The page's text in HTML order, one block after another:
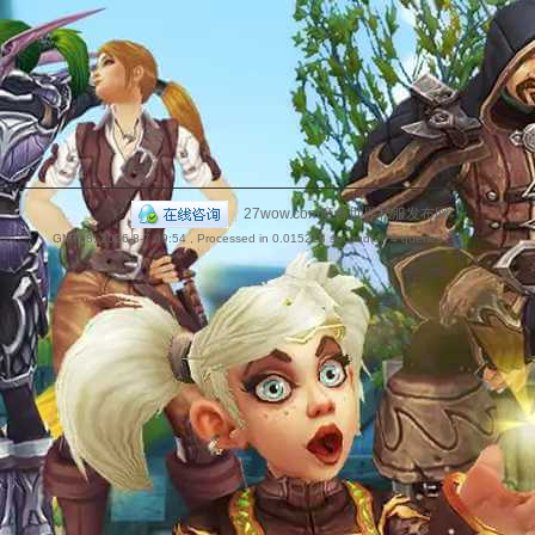
捷
航
| 27wow.com魔兽世界私服发布网
GMT+8, 2026-8-7 09:54, Processed in 0.015218 second(s), 4 queries .